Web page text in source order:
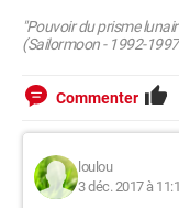
"Pouvoir du prisme
(Sailormoon - 1992-1997
Commenter
loulou
3 déc. 2017 à